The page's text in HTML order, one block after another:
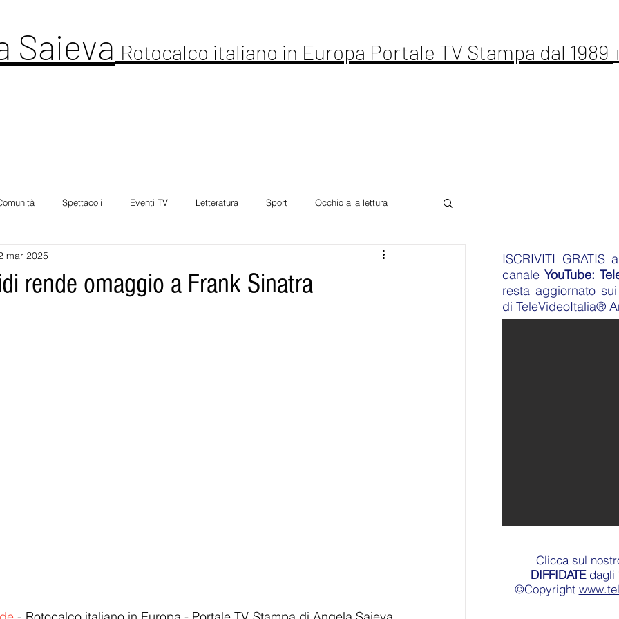
Spettacoli Eventi TV Letteratura Sport Occhio alla lettura
rende omaggio a Frank Sinatra
mar 2025 ISCRIVITI GRATIS
canale YouTube:
resta aggiornato
di TeleVideoItalia®
Clicca sul
DIFFIDATEdagli
©Copyright www.tel
Saieva Rotocalco italiano in Europa Portale TV Stampa dal 1989